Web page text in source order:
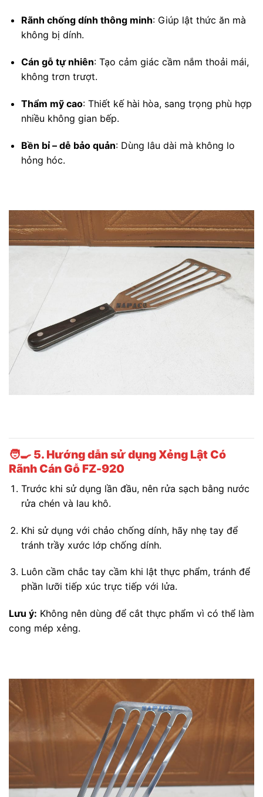
Rãnh chống dính thông minh: Giúp lật thức ăn mà
không bị dính.
Cán gỗ tự nhiên: Tạo cảm giác cầm nắm thoải mái,
không trơn trượt.
Thẩm mỹ cao: Thiết kế hài hòa, sang trọng phù hợp
nhiều không gian bếp.
Bền bỉ – dễ bảo quản: Dùng lâu dài mà không lo
hỏng hóc.
🧑‍🍳 5. Hướng dẫn sử dụng Xẻng Lật Có
Rãnh Cán Gỗ FZ-920
Trước khi sử dụng lần đầu, nên rửa sạch bằng nước
rửa chén và lau khô.
Khi sử dụng với chảo chống dính, hãy nhẹ tay để
tránh trầy xước lớp chống dính.
Luôn cầm chắc tay cầm khi lật thực phẩm, tránh để
phần lưỡi tiếp xúc trực tiếp với lửa.
Lưu ý: Không nên dùng để cắt thực phẩm vì có thể làm
cong mép xẻng.